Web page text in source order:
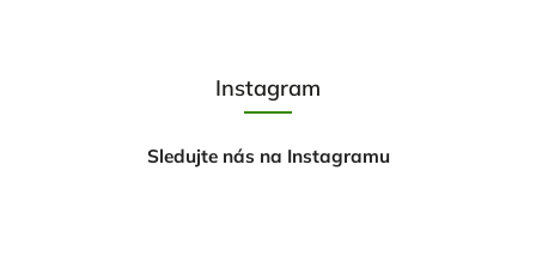
Instagram
Sledujte nás na Instagramu